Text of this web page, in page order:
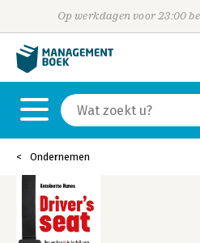
Op werkdagen voor 23:00
Ondernemen